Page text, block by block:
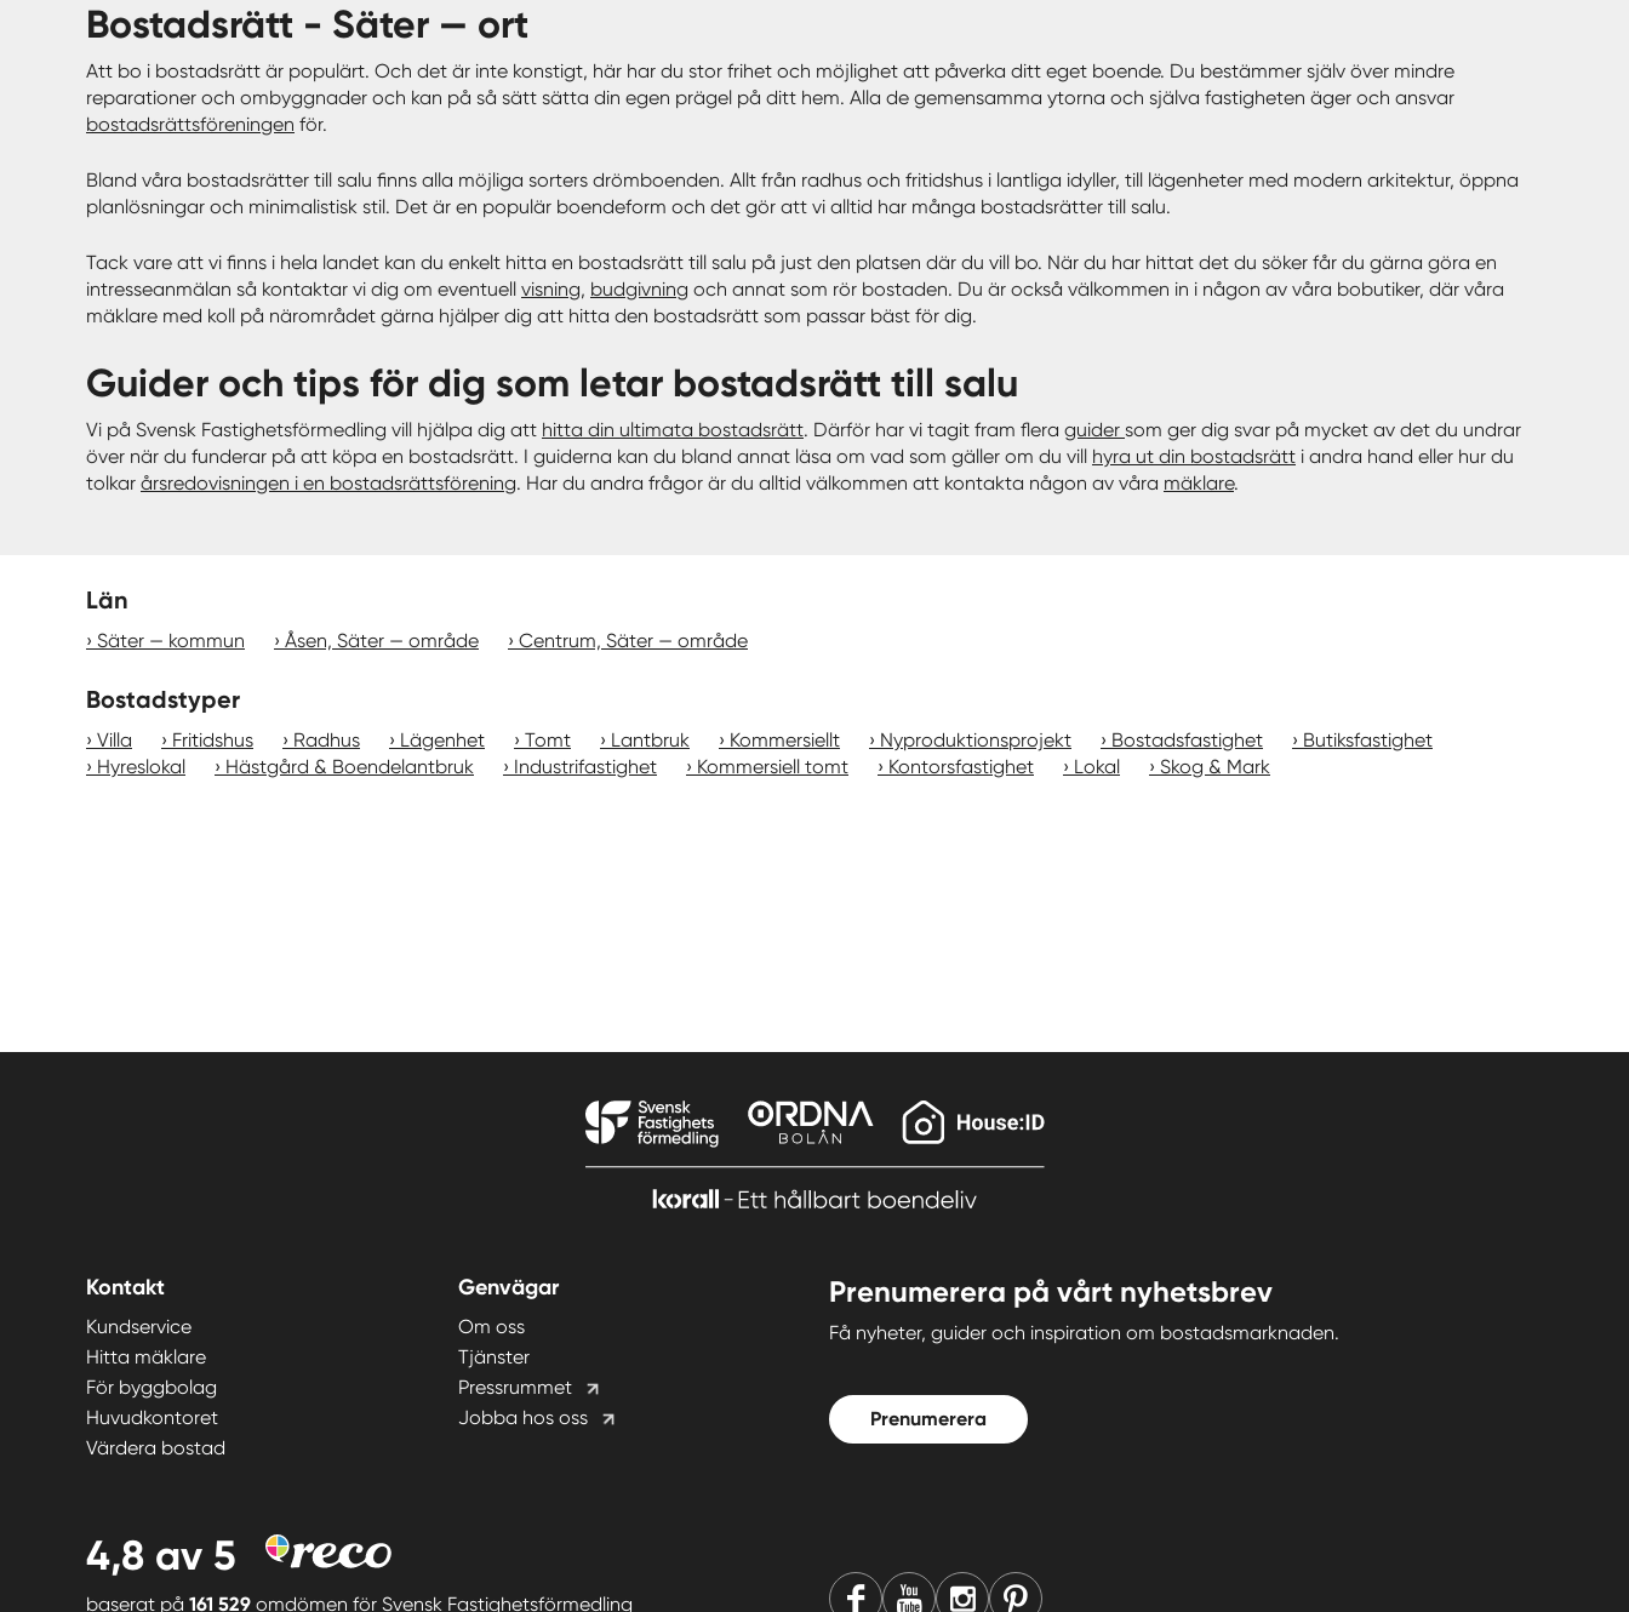
bostadsrätt - Säter — ort
Att bo i bostadsrätt är populärt. Och det är inte konstigt, här har du stor frihet och möjlighet att påverka ditt eget boende. Du bestämmer själv över mindre
reparationer och ombyggnader och kan på så sätt sätta din egen prägel på ditt hem. Alla de gemensamma ytorna och själva fastigheten äger och ansvar
bostadsrättsföreningen för.
Bland våra bostadsrätter till salu finns alla möjliga sorters drömboenden. Allt från radhus och fritidshus i lantliga idyller, till lägenheter med modern arkitektur, öppna
planlösningar och minimalistisk stil. Det är en populär boendeform och det gör att vi alltid har många bostadsrätter till salu.
Tack vare att vi finns i hela landet kan du enkelt hitta en bostadsrätt till salu på just den platsen där du vill bo. När du har hittat det du söker får du gärna göra en
intresseanmälan så kontaktar vi dig om eventuell visning, budgivning och annat som rör bostaden. Du är också välkommen in i någon av våra bobutiker, där våra
mäklare med koll på närområdet gärna hjälper dig att hitta den bostadsrätt som passar bäst för dig.
Guider och tips för dig som letar bostadsrätt till salu
Vi på Svensk Fastighetsförmedling vill hjälpa dig att hitta din ultimata bostadsrätt. Därför har vi tagit fram flera guider som ger dig svar på mycket av det du undrar
över när du funderar på att köpa en bostadsrätt. I guiderna kan du bland annat läsa om vad som gäller om du vill hyra ut din bostadsrätt i andra hand eller hur du
tolkar årsredovisningen i en bostadsrättsförening. Har du andra frågor är du alltid välkommen att kontakta någon av våra mäklare.
Län
Säter — kommun Åsen, Säter — område Centrum, Säter — område
Bostadstyper
Villa Fritidshus Radhus Lägenhet Tomt Lantbruk Kommersiellt Nyproduktionsprojekt Bostadsfastighet
Butiksfastighet
Hyreslokal
Hästgård & Boendelantbruk Industrifastighet Kommersiell tomt Kontorsfastighet Lokal Skog & Mark
Kontakt
Kundservice
Hitta mäklare
För byggbolag
Huvudkontoret
Värdera bostad
Genvägar
Om oss
Tjänster
Pressrummet
Jobba hos oss
Prenumerera på vårt nyhetsbrev
Få nyheter, guider och inspiration om bostadsmarknaden.
Prenumerera
4,8 av 5
baserat på 161 529 omdömen för Svensk Fastighetsförmedling